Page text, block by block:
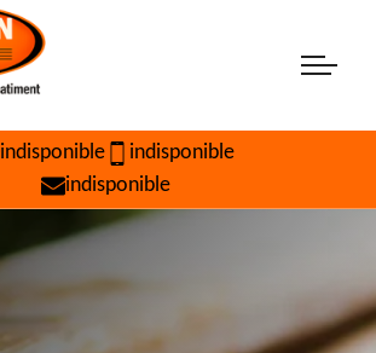
indisponible
indisponible
indisponible